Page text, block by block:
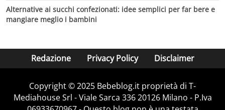
Alternative ai succhi confezionati: idee semplici per far bere e
mangiare meglio i bambini
Redazione Privacy Policy Disclaimer
Copyright © 2025 Bebeblog.it proprietà di T-
Mediahouse Srl - Viale Sarca 336 20126 Milano - P.Iva